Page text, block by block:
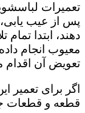
تعمیرات
پس از عیب
دهند، ابتدا
معیوب انجام
تعویض آن اقدام
اگر برای تعمیر
قطعه و قطعات